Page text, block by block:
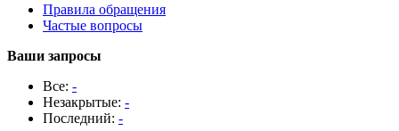
Правила обращения
Частые вопросы
Ваши запросы
Все: -
Незакрытые: -
Последний: -